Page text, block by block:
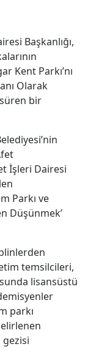
Başkanlığı,
Kent Parkı’nı
Olarak
bir
İşleri Dairesi
Parkı ve
Düşünmek’
temsilcileri,
lisansüstü
parkı
gezisi